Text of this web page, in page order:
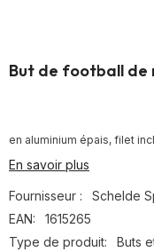
But de football de
en aluminium épais, filet
En savoir plus
Fournisseur :
Schelde
EAN:
1615265
Type de produit:
Buts